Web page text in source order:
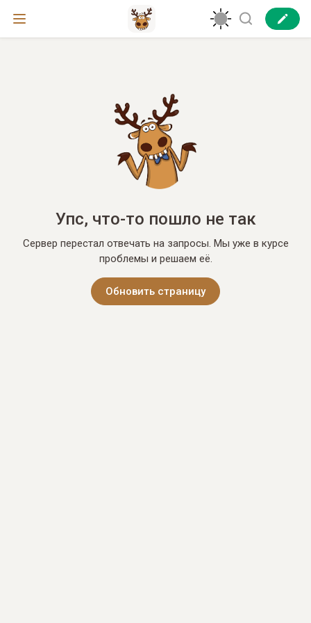
Упс, что-то пошло не так
Сервер перестал отвечать на запросы. Мы уже в курсе
проблемы и решаем её.
Обновить страницу